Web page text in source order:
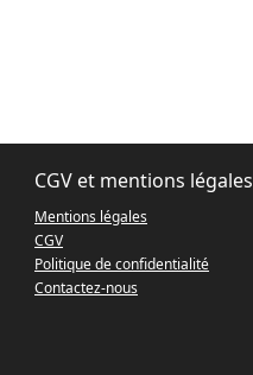
CGV et mentions légales
Mentions légales
CGV
Politique de confidentialité
Contactez-nous